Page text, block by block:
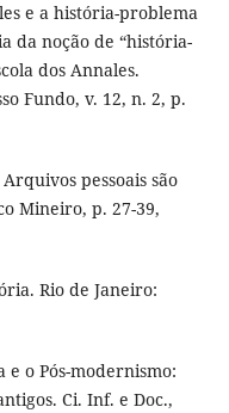
e a história-problema
da noção de “história-
dos Annales.
Fundo, v. 12, n. 2, p.
pessoais são
Mineiro, p. 27-39,
Rio de Janeiro:
o Pós-modernismo:
Ci. Inf. e Doc.,